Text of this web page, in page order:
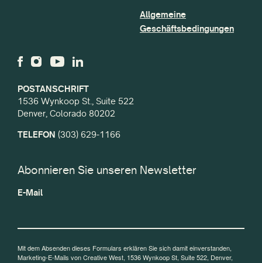
POSTANSCHRIFT
1536 Wynkoop St., Suite 522
Denver, Colorado 80202
TELEFON (303) 629-1166
Allgemeine
Geschäftsbedingungen
Abonnieren Sie unseren Newsletter
E-Mail
Mit dem Absenden dieses Formulars erklären Sie sich damit einverstanden,
Marketing-E-Mails von Creative West, 1536 Wynkoop St, Suite 522, Denver,